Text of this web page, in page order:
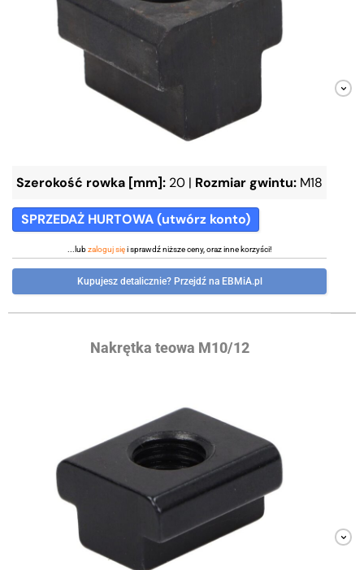
Szerokość rowka [mm]: 20 | Rozmiar gwintu: M18
SPRZEDAŻ HURTOWA (utwórz konto)
...lubzaloguj sięi sprawdź niższe ceny, oraz inne korzyści!
Kupujesz detalicznie? Przejdź na EBMiA.pl
Nakrętka teowa M10/12